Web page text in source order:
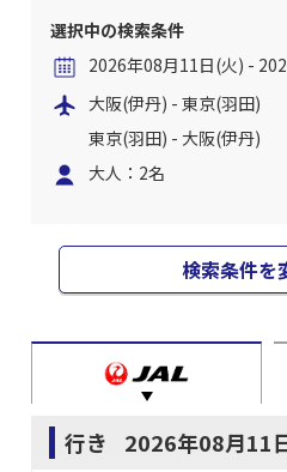
選択中の検索条件
2026年08月11日(火) -
大阪(伊丹) - 東京(羽田)
東京(羽田) - 大阪(伊丹)
大人：2名
検索条件を
行き 2026年08月11